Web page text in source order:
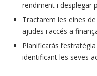
rendiment i desplegar
Tractarem les eines
ajudes i accés a
Planificaràs
identificant les seves